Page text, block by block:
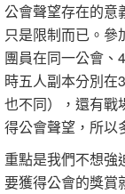
公會聲望存在的意
只是限制而已。
團員在同一公會、
時五人副本分別在
也不同），還有戰
得公會聲望，所以
重點是我們不想強
要獲得公會的獎賞